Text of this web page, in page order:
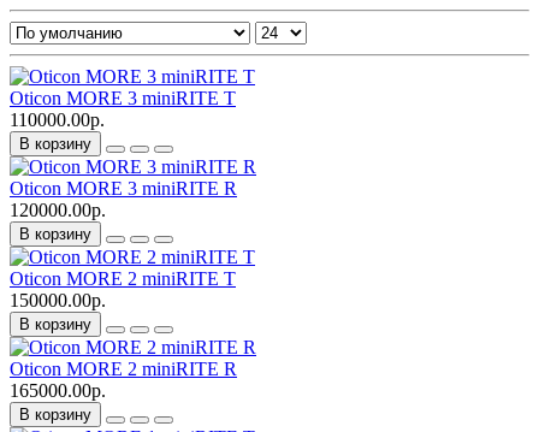
Oticon MORE 3 miniRITE T
110000.00р.
В корзину
Oticon MORE 3 miniRITE R
120000.00р.
В корзину
Oticon MORE 2 miniRITE T
150000.00р.
В корзину
Oticon MORE 2 miniRITE R
165000.00р.
В корзину